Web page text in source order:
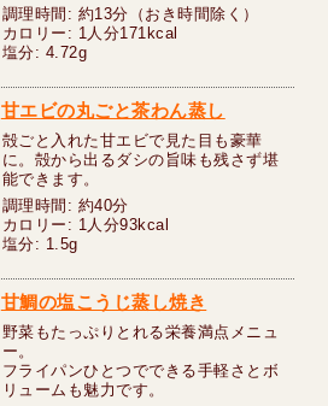
調理時間: 約13分（おき時間除く）
カロリー: 1人分171kcal
塩分: 4.72g
甘エビの丸ごと茶わん蒸し
殻ごと入れた甘エビで見た目も豪華
に。殻から出るダシの旨味も残さず堪
能できます。
調理時間: 約40分
カロリー: 1人分93kcal
塩分: 1.5g
甘鯛の塩こうじ蒸し焼き
野菜もたっぷりとれる栄養満点メニュ
ー。
フライパンひとつでできる手軽さとボ
リュームも魅力です。